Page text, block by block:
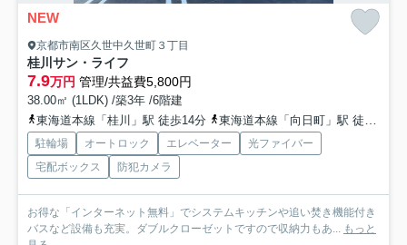
NEW
京都市南区久世中久世町３丁目
桂川サン・ライフ
7.9万円 管理/共益費5,800円
38.00㎡ (1LDK) /築3年 /6階建
東海道本線「桂川」駅 徒歩14分
東海道本線「向日町」駅 徒歩14分
駐輪場 オートロック エレベーター
光ファイバー
宅配ボックス
防犯カメラ
お得な「インターネット無料」でシステムキッチンや追い焚き機能付き
バスなど設備も充実。ダブルクローゼットですので収納力もあ... もっと